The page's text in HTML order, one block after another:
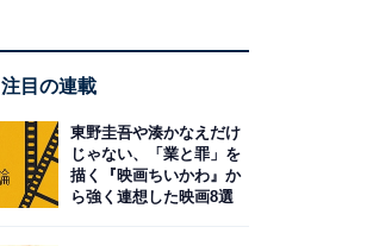
注目の連載
東野圭吾や湊かなえだけ
じゃない、「業と罪」を
描く『映画ちいかわ』か
ら強く連想した映画8選